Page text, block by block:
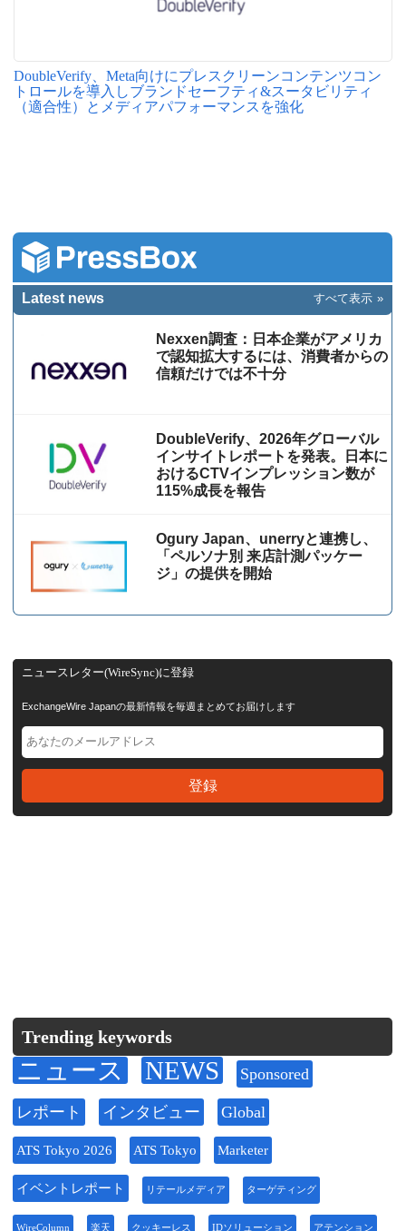
DoubleVerify、Meta向けにプレスクリーンコンテンツコン
トロールを導入しブランドセーフティ&スータビリティ
（適合性）とメディアパフォーマンスを強化
Latest news すべて表示
Nexxen調査：日本企業がアメリカ
で認知拡大するには、消費者からの
信頼だけでは不十分
DoubleVerify、2026年グローバル
インサイトレポートを発表。日本に
おけるCTVインプレッション数が
115%成⻑を報告
Ogury Japan、unerryと連携し、
「ペルソナ別 来店計測パッケー
ジ」の提供を開始
ニュースレター(WireSync)に登録
ExchangeWire Japanの最新情報を毎週まとめてお届けします
Trending keywords
ニュース NEWS Sponsored
レポート インタビュー Global
ATS Tokyo 2026 ATS Tokyo Marketer
イベントレポート リテールメディア ターゲティング
WireColumn 楽天 クッキーレス IDソリューション アテンション